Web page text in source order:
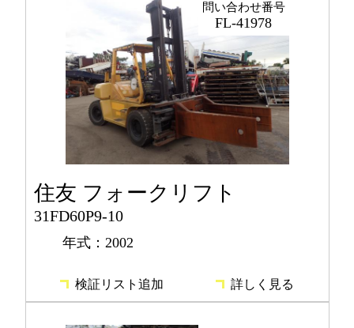
問い合わせ番号
FL-41978
住友 フォークリフト
31FD60P9-10
年式：2002
検証リスト追加 詳しく見る